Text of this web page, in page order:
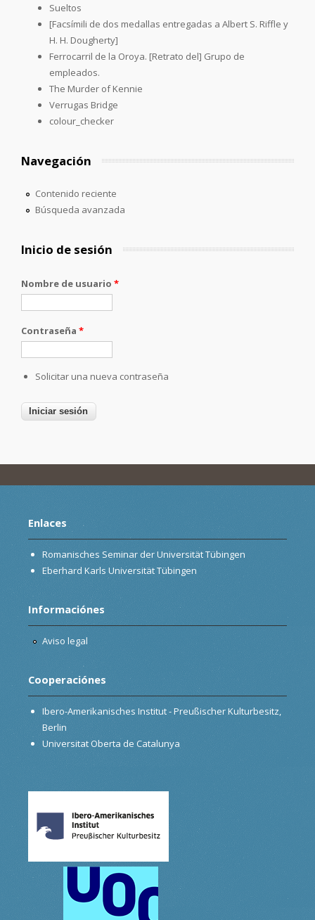
Sueltos
[Facsímili de dos medallas entregadas a Albert S. Riffle y
H. H. Dougherty]
Ferrocarril de la Oroya. [Retrato del] Grupo de
empleados.
The Murder of Kennie
Verrugas Bridge
colour_checker
Navegación
Contenido reciente
Búsqueda avanzada
Inicio de sesión
Nombre de usuario *
Contraseña *
Solicitar una nueva contraseña
Enlaces
Romanisches Seminar der Universität Tübingen
Eberhard Karls Universität Tübingen
Informaciónes
Aviso legal
Cooperaciónes
Ibero-Amerikanisches Institut - Preußischer Kulturbesitz,
Berlin
Universitat Oberta de Catalunya